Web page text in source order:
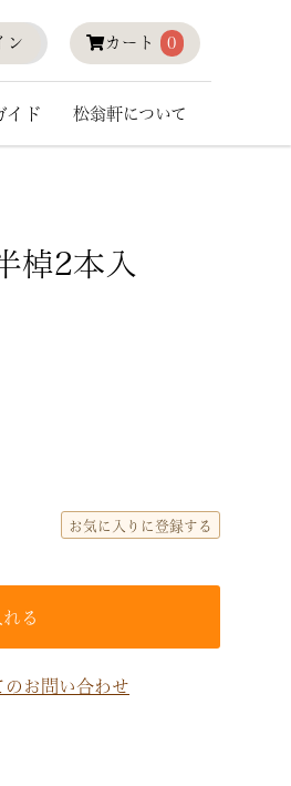
ン カート 0
イド 松翁軒について
棹2本入
お気に入りに登録する
る
お問い合わせ